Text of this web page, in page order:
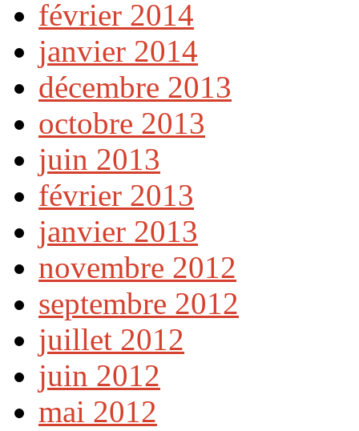
février 2014
janvier 2014
décembre 2013
octobre 2013
juin 2013
février 2013
janvier 2013
novembre 2012
septembre 2012
juillet 2012
juin 2012
mai 2012